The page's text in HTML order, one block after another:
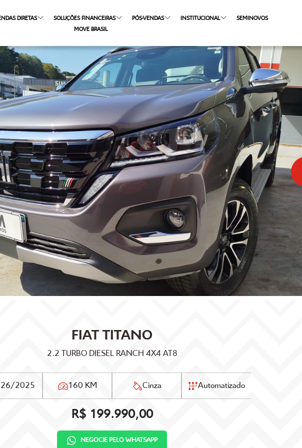
DIRETAS SOLUÇÕES FINANCEIRAS PÓS-VENDAS INSTITUCIONAL
SEMINOVOS
MOVE BRASIL
FIAT TITANO
2.2 TURBO DIESEL RANCH 4X4 AT8
2025 160 KM Cinza Automatizado
R$ 199.990,00
NEGOCIE PELO WHATSAPP